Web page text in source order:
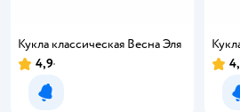
Кукла классическая Весна Эля
4,9
Уведомить о появлении